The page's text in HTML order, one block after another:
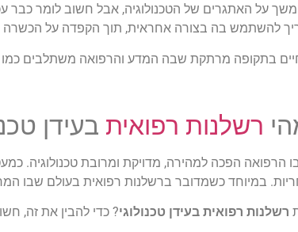
על האתגרים של הטכנולוגיה, אבל חשוב לומר
להשתמש בה בצורה אחראית, תוך הקפדה על הכשרה
בתקופה מרתקת שבה המדע והרפואה משתלבים כמו
רשלנות רפואית בעידן
הרפואה הפכה למהירה, מדויקת ומרובת טכנולוגיה.
במיוחד כשמדובר ברשלנות רפואית בעולם שבו
רשלנות רפואית בעידן טכנולוגי? כדי להבין את זה,